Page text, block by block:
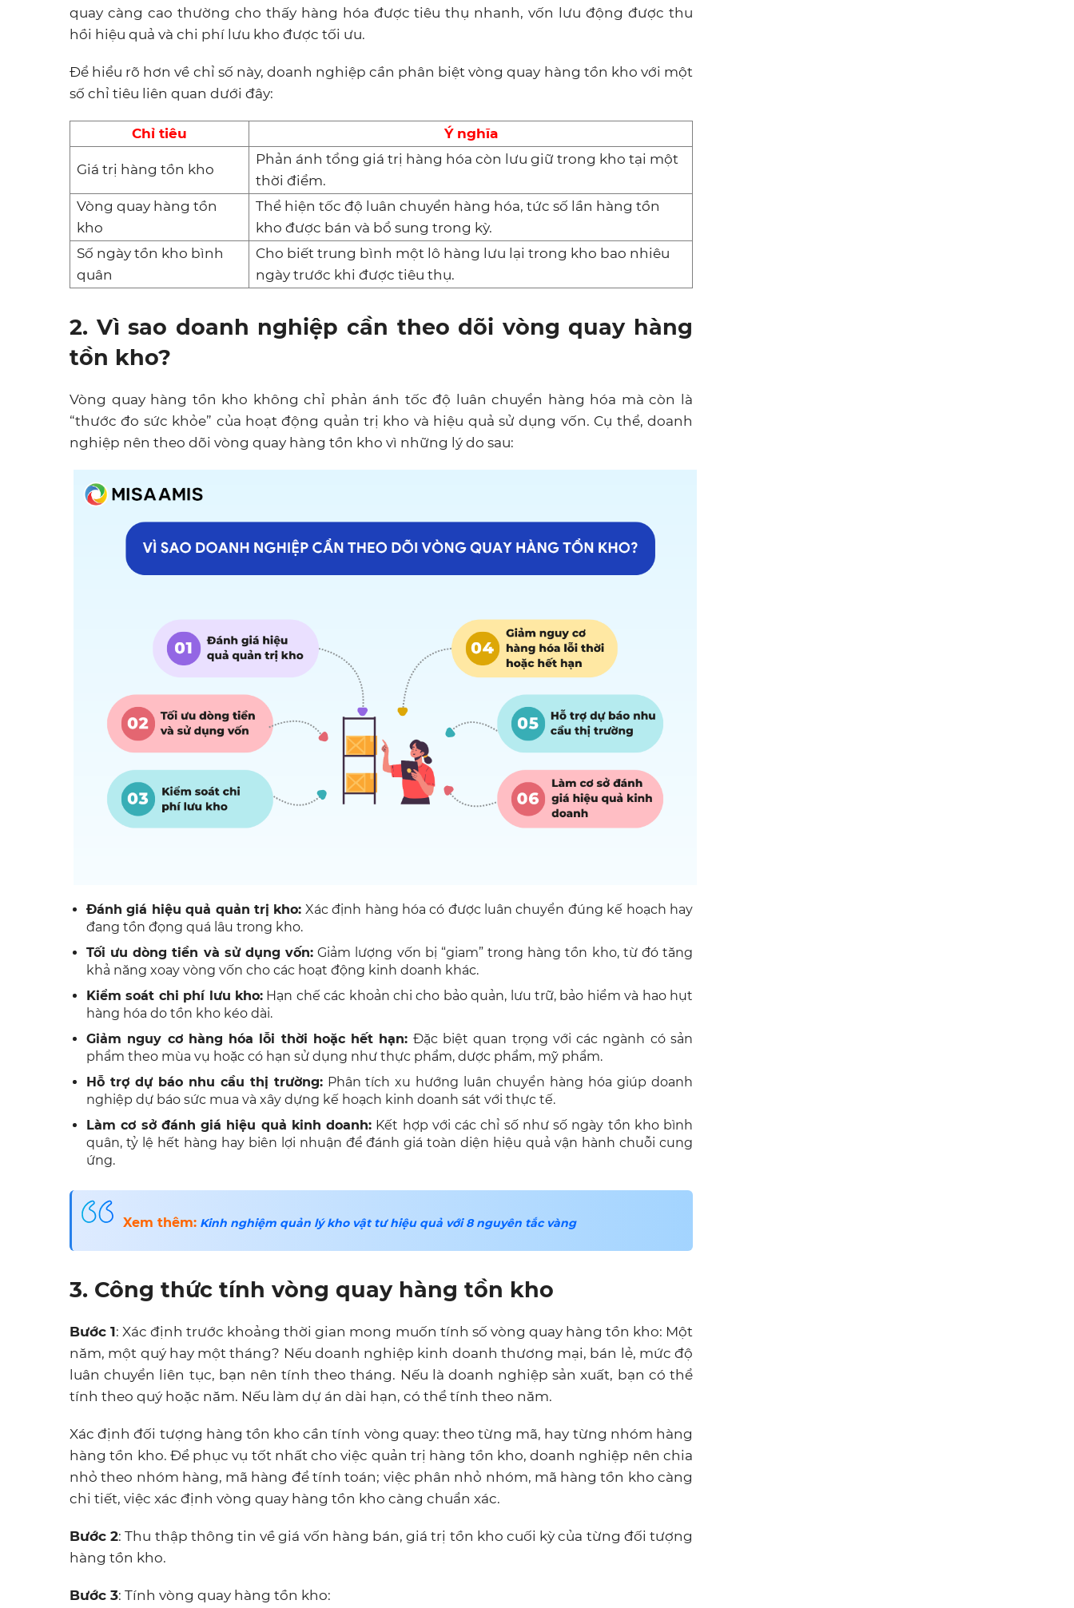
quay càng cao thường cho thấy hàng hóa được tiêu thụ nhanh, vốn lưu động được thu
hồi hiệu quả và chi phí lưu kho được tối ưu.
Để hiểu rõ hơn về chỉ số này, doanh nghiệp cần phân biệt vòng quay hàng tồn kho với một
số chỉ tiêu liên quan dưới đây:
Chỉ tiêu Ý nghĩa
Giá trị hàng tồn kho
Phản ánh tổng giá trị hàng hóa còn lưu giữ trong kho tại một
thời điểm.
Vòng quay hàng tồn
kho
Thể hiện tốc độ luân chuyển hàng hóa, tức số lần hàng tồn
kho được bán và bổ sung trong kỳ.
Số ngày tồn kho bình
quân
Cho biết trung bình một lô hàng lưu lại trong kho bao nhiêu
ngày trước khi được tiêu thụ.
2. Vì sao doanh nghiệp cần theo dõi vòng quay hàng
tồn kho?
Vòng quay hàng tồn kho không chỉ phản ánh tốc độ luân chuyển hàng hóa mà còn là
“thước đo sức khỏe” của hoạt động quản trị kho và hiệu quả sử dụng vốn. Cụ thể, doanh
nghiệp nên theo dõi vòng quay hàng tồn kho vì những lý do sau:
Đánh giá hiệu quả quản trị kho: Xác định hàng hóa có được luân chuyển đúng kế hoạch hay
đang tồn đọng quá lâu trong kho.
Tối ưu dòng tiền và sử dụng vốn: Giảm lượng vốn bị “giam” trong hàng tồn kho, từ đó tăng
khả năng xoay vòng vốn cho các hoạt động kinh doanh khác.
Kiểm soát chi phí lưu kho: Hạn chế các khoản chi cho bảo quản, lưu trữ, bảo hiểm và hao hụt
hàng hóa do tồn kho kéo dài.
Giảm nguy cơ hàng hóa lỗi thời hoặc hết hạn: Đặc biệt quan trọng với các ngành có sản
phẩm theo mùa vụ hoặc có hạn sử dụng như thực phẩm, dược phẩm, mỹ phẩm.
Hỗ trợ dự báo nhu cầu thị trường:Phân tích xu hướng luân chuyển hàng hóa giúp doanh
nghiệp dự báo sức mua và xây dựng kế hoạch kinh doanh sát với thực tế.
Làm cơ sở đánh giá hiệu quả kinh doanh: Kết hợp với các chỉ số như số ngày tồn kho bình
quân, tỷ lệ hết hàng hay biên lợi nhuận để đánh giá toàn diện hiệu quả vận hành chuỗi cung
ứng.
Xem thêm: Kinh nghiệm quản lý kho vật tư hiệu quả với 8 nguyên tắc vàng
3. Công thức tính vòng quay hàng tồn kho
Bước 1: Xác định trước khoảng thời gian mong muốn tính số vòng quay hàng tồn kho: Một
năm, một quý hay một tháng? Nếu doanh nghiệp kinh doanh thương mại, bán lẻ, mức độ
luân chuyển liên tục, bạn nên tính theo tháng. Nếu là doanh nghiệp sản xuất, bạn có thể
tính theo quý hoặc năm. Nếu làm dự án dài hạn, có thể tính theo năm.
Xác định đối tượng hàng tồn kho cần tính vòng quay: theo từng mã, hay từng nhóm hàng
hàng tồn kho. Để phục vụ tốt nhất cho việc quản trị hàng tồn kho, doanh nghiệp nên chia
nhỏ theo nhóm hàng, mã hàng để tính toán; việc phân nhỏ nhóm, mã hàng tồn kho càng
chi tiết, việc xác định vòng quay hàng tồn kho càng chuẩn xác.
Bước 2: Thu thập thông tin về giá vốn hàng bán, giá trị tồn kho cuối kỳ của từng đối tượng
hàng tồn kho.
Bước 3: Tính vòng quay hàng tồn kho: